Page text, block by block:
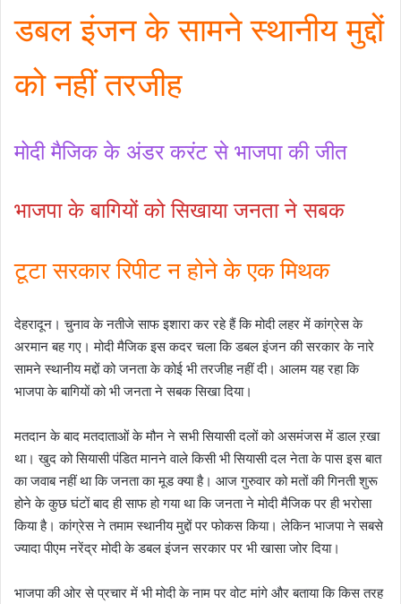
डबल इंजन के सामने स्थानीय मुद्दों
को नहीं तरजीह
मोदी मैजिक के अंडर करंट से भाजपा की जीत
भाजपा के बागियों को सिखाया जनता ने सबक
टूटा सरकार रिपीट न होने के एक मिथक
देहरादून। चुनाव के नतीजे साफ इशारा कर रहे हैं कि मोदी लहर में कांग्रेस के
अरमान बह गए। मोदी मैजिक इस कदर चला कि डबल इंजन की सरकार के नारे
सामने स्थानीय मद्दों को जनता के कोई भी तरजीह नहीं दी। आलम यह रहा कि
भाजपा के बागियों को भी जनता ने सबक सिखा दिया।
मतदान के बाद मतदाताओं के मौन ने सभी सियासी दलों को असमंजस में डाल ऱखा
था। खुद को सियासी पंडित मानने वाले किसी भी सियासी दल नेता के पास इस बात
का जवाब नहीं था कि जनता का मूड क्या है। आज गुरुवार को मतों की गिनती शुरू
होने के कुछ घंटों बाद ही साफ हो गया था कि जनता ने मोदी मैजिक पर ही भरोसा
किया है। कांग्रेस ने तमाम स्थानीय मुद्दों पर फोकस किया। लेकिन भाजपा ने सबसे
ज्यादा पीएम नरेंद्र मोदी के डबल इंजन सरकार पर भी खासा जोर दिया।
भाजपा की ओर से प्रचार में भी मोदी के नाम पर वोट मांगे और बताया कि किस तरह